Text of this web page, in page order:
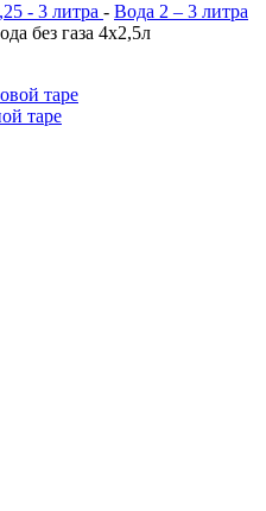
- 3 литра - Вода 2 – 3 литра
без газа 4х2,5л
таре
таре